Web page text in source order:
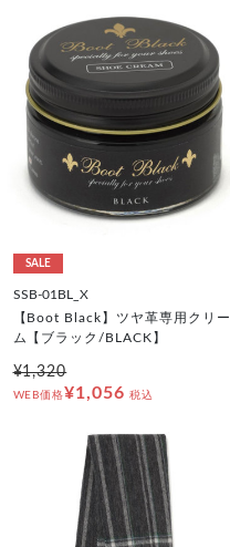
SALE
SSB-01BL_X
【Boot Black】ツヤ革専用クリー
ム【ブラック/BLACK】
¥1,320
WEB価格¥1,056 税込